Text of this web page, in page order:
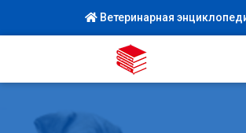
Ветеринарная